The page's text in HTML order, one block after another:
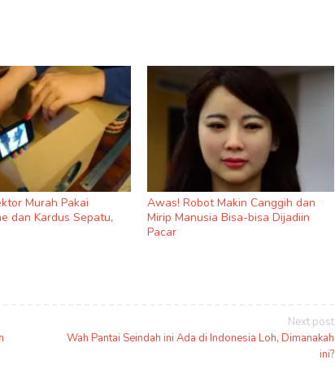
Murah Pakai
dan Kardus Sepatu,
Awas! Robot Makin Canggih dan
Mirip Manusia Bisa-bisa Dijadiin
Pacar
Next post
Wah Pantai Seindah ini Ada di Indonesia Loh, Dimanakah
ini?